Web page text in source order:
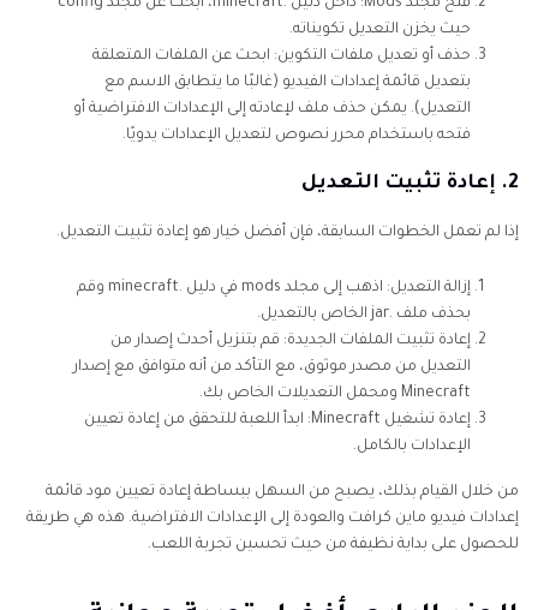
فتح مجلد Mods: داخل دليل .minecraft، ابحث عن مجلد config
حيث يخزن التعديل تكويناته.
حذف أو تعديل ملفات التكوين: ابحث عن الملفات المتعلقة
بتعديل قائمة إعدادات الفيديو (غالبًا ما يتطابق الاسم مع
التعديل). يمكن حذف ملف لإعادته إلى الإعدادات الافتراضية أو
فتحه باستخدام محرر نصوص لتعديل الإعدادات يدويًا.
2. إعادة تثبيت التعديل
إذا لم تعمل الخطوات السابقة، فإن أفضل خيار هو إعادة تثبيت التعديل.
إزالة التعديل: اذهب إلى مجلد mods في دليل .minecraft وقم
بحذف ملف .jar الخاص بالتعديل.
إعادة تثبيت الملفات الجديدة: قم بتنزيل أحدث إصدار من
التعديل من مصدر موثوق، مع التأكد من أنه متوافق مع إصدار
Minecraft ومحمل التعديلات الخاص بك.
إعادة تشغيل Minecraft: ابدأ اللعبة للتحقق من إعادة تعيين
الإعدادات بالكامل.
من خلال القيام بذلك، يصبح من السهل ببساطة إعادة تعيين مود قائمة
إعدادات فيديو ماين كرافت والعودة إلى الإعدادات الافتراضية. هذه هي طريقة
للحصول على بداية نظيفة من حيث تحسين تجربة اللعب.